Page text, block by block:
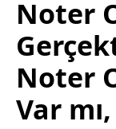
Noter
Noter
Var